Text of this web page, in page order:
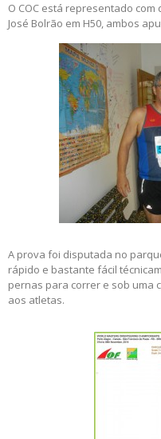
O COC está representado com
José Bolrão em H50, ambos
A prova foi disputada no
rápido e bastante fácil
pernas para correr e sob uma
aos atletas.